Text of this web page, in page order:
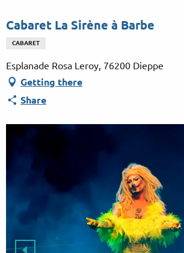
auCabaret La Sirène à Barbe
CABARET
Esplanade Rosa Leroy, 76200 Dieppe
Getting there
Share